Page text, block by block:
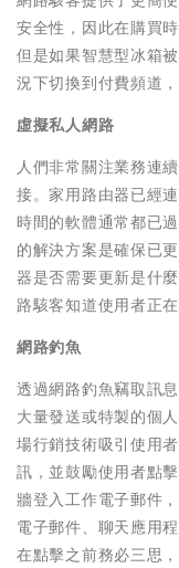
安全性，因此在購買
但是如果智慧型冰箱
況下切換到付費頻道
虛擬私人網路
人們非常關注業務連
接。家用路由器已經
時間的軟體通常都已
的解決方案是確保已
器是否需要更新是什
路駭客知道使用者正在
網路釣魚
透過網路釣魚竊取訊
大量發送或特製的個
場行銷技術吸引使用
訊，並鼓勵使用者點
牆登入工作電子郵件
電子郵件、聊天應用
在點擊之前務必三思